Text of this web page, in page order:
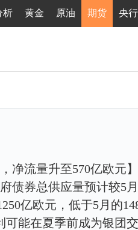
析 黄金 原油 期货 央行
净流量升至570亿欧元
债券总供应量预计较5
亿欧元，低于5月的
能在夏季前成为银团